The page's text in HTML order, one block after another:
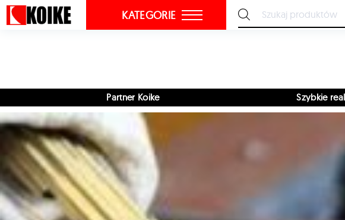
KATEGORIE
Szybkie realizacje